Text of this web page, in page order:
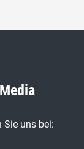
Sie uns bei: